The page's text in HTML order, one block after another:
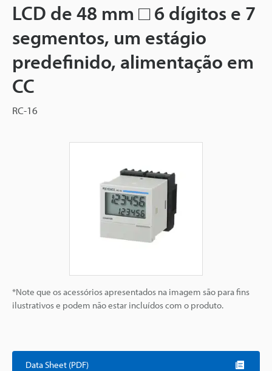
LCD de 48 mm □ 6 dígitos e 7
segmentos, um estágio
predefinido, alimentação em
CC
RC-16
*Note que os acessórios apresentados na imagem são para fins
ilustrativos e podem não estar incluídos com o produto.
Data Sheet (PDF)